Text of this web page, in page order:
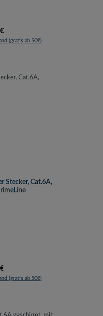
Preis:
(gratis ab 50€)
Stecker, Cat.6A,
Preis:
(gratis ab 50€)